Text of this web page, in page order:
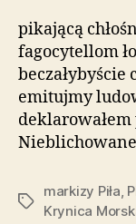
pikającą
fagocytellom
beczałybyście
emitujmy
Tagi
markizy Piła,
Krynica